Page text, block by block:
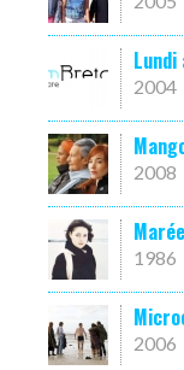
2004
2008
1986
2006